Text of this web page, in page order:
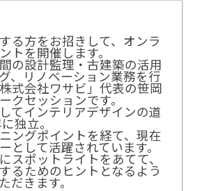
る方をお招きして、オンラ
トを開催します。
の設計監理・古建築の活用
、リノベーション業務を行
式会社ワサビ」代表の笹岡
クセッションです。
てインテリアデザインの道
独立。
ングポイントを経て、現在
として活躍されています。
スポットライトをあてて、
るためのヒントとなるよう
だきます。